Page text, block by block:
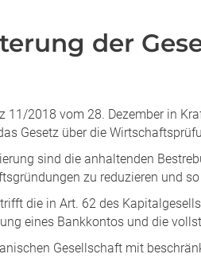
der
11/2018 vom 28. Dezember in
Gesetz über die
sind die anhaltenden
zu reduzieren und
die in Art. 62 des
eines Bankkontos und die
Gesellschaft mit